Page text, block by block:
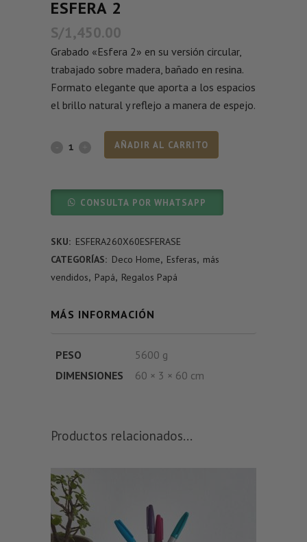
ESFERA 2
S/1,450.00
Grabado «Esfera 2» en su versión circular,
trabajado sobre madera, bañado en resina.
Formato elegante que aporta a los espacios
el brillo natural y reflejo a manera de espejo.
AÑADIR AL CARRITO
CONSULTA POR WHATSAPP
SKU: ESFERA260X60ESFERASE
CATEGORÍAS: Deco Home, Esferas, más
vendidos, Papá, Regalos Papá
MÁS INFORMACIÓN
PESO
5600 g
DIMENSIONES
60 × 3 × 60 cm
Productos relacionados...